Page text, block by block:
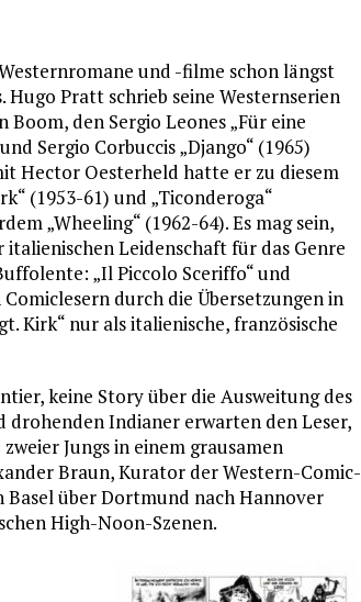
und -filme schon längst
Hugo Pratt schrieb seine Westernserien
den Sergio Leones „Für eine
Sergio Corbuccis „Django“ (1965)
Hector Oesterheld hatte er zu diesem
(1953-61) und „Ticonderoga“
„Wheeling“ (1962-64). Es mag sein,
italienischen Leidenschaft für das Genre
„Il Piccolo Sceriffo“ und
durch die Übersetzungen in
Kirk“ nur als italienische, französische
keine Story über die Ausweitung des
drohenden Indianer erwarten den Leser,
Jungs in einem grausamen
Braun, Kurator der Western-Comic-
Basel über Dortmund nach Hannover
High-Noon-Szenen.